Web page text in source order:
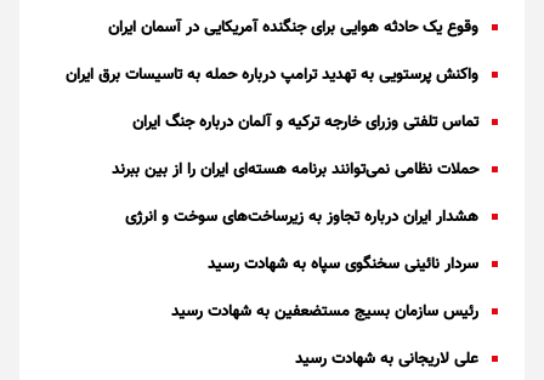
وقوع یک حادثه هوایی برای جنگنده آمریکایی در آسمان ایران
واکنش پرستویی به تهدید ترامپ درباره حمله به تاسیسات برق ایران
تماس تلفتی وزرای خارجه ترکیه و آلمان درباره جنگ ایران
حملات نظامی نمی‌توانند برنامه هسته‌ای ایران را از بین ببرند
هشدار ایران درباره تجاوز به زیرساخت‌های سوخت و انرژی
سردار نائینی سخنگوی سپاه به شهادت رسید
رئیس سازمان بسیج مستضعفین به شهادت رسید
علی لاریجانی به شهادت رسید